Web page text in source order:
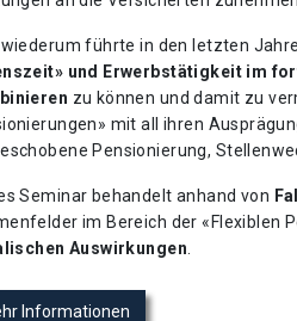
wiederum führte in den letzten
und Erwerbstätigkeit im
zu können und damit zu
mit all ihren
Pensionierung,
Seminar behandelt anhand von
im Bereich der «Flexiblen
Auswirkungen
Informationen